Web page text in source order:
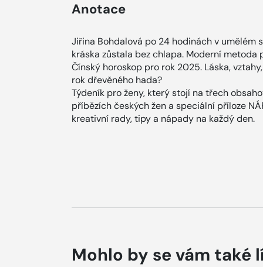
Anotace
Jiřina Bohdalová po 24 hodinách v umělém
kráska zůstala bez chlapa. Moderní
Čínský horoskop pro rok 2025. Láska,
rok dřevěného hada?
Týdeník pro ženy, který stojí na třech
příbězích českých žen a speciální příloze
kreativní rady, tipy a nápady na každý den.
Mohlo by se vám také